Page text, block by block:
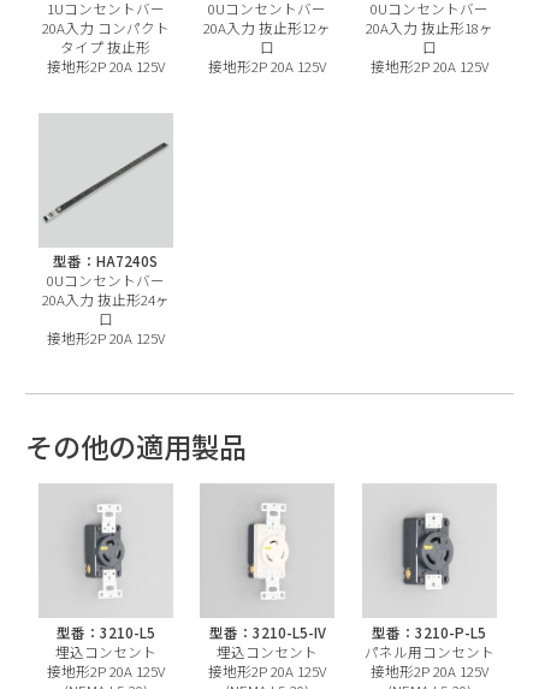
1Uコンセントバー
20A入力 コンパクト
タイプ 抜止形
接地形2P 20A 125V
0Uコンセントバー
20A入力 抜止形12ヶ
口
接地形2P 20A 125V
0Uコンセントバー
20A入力 抜止形18ヶ
口
接地形2P 20A 125V
型番：HA7240S
0Uコンセントバー
20A入力 抜止形24ヶ
口
接地形2P 20A 125V
その他の適用製品
型番：3210-L5
埋込コンセント
接地形2P 20A 125V
型番：3210-L5-IV
埋込コンセント
接地形2P 20A 125V
型番：3210-P-L5
パネル用コンセント
接地形2P 20A 125V